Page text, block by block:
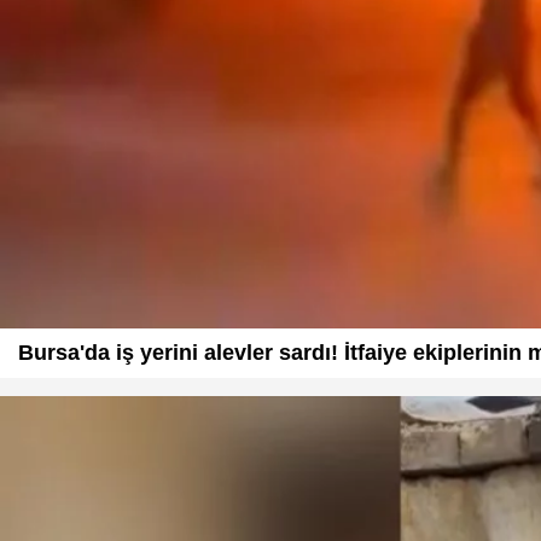
Bursa'da iş yerini alevler sardı! İtfaiye ekiplerinin